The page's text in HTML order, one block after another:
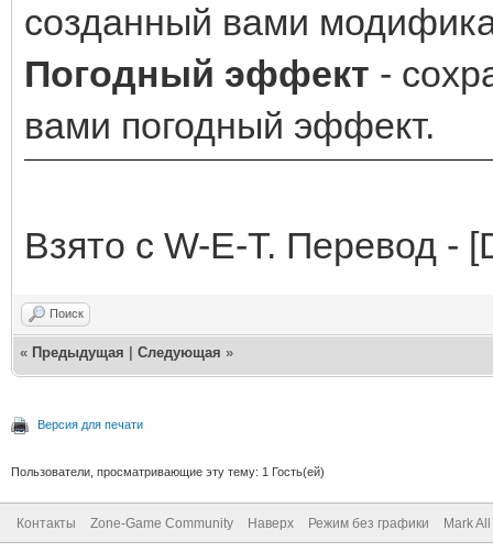
созданный вами
Погодный эффект -
вами погодный эффект.
Взято с W-E-T. Перевод -
Поиск
« Предыдущая Следующая »
Версия для печати
Пользователи, просматривающие эту тему: 1 Гость(ей)
Контакты Zone-Game Community Наверх Режим без графики Mark